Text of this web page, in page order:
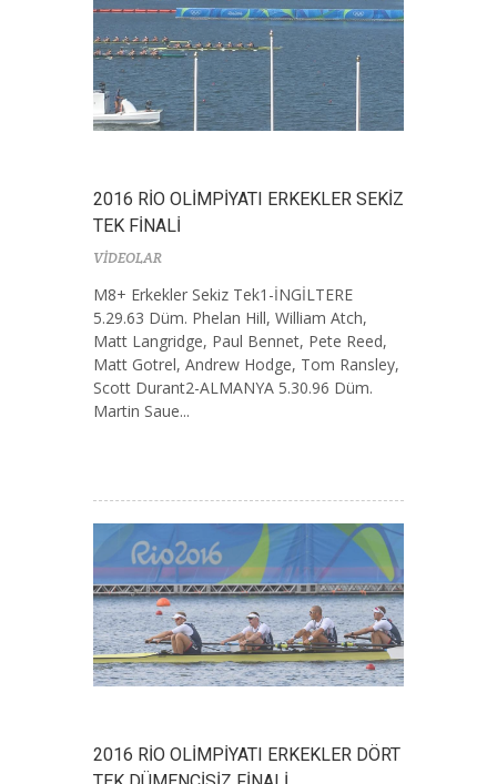
2016 RİO OLİMPİYATI ERKEKLER SEKİZ
TEK FİNALİ
VİDEOLAR
M8+ Erkekler Sekiz Tek1-İNGİLTERE
5.29.63 Düm. Phelan Hill, William Atch,
Matt Langridge, Paul Bennet, Pete Reed,
Matt Gotrel, Andrew Hodge, Tom Ransley,
Scott Durant2-ALMANYA 5.30.96 Düm.
Martin Saue...
2016 RİO OLİMPİYATI ERKEKLER DÖRT